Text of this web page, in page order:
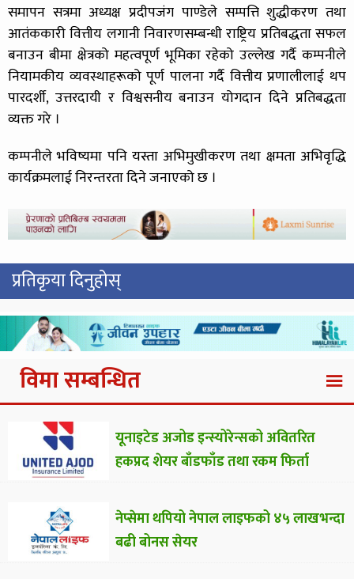
समापन सत्रमा अध्यक्ष प्रदीपजंग पाण्डेले सम्पत्ति शुद्धीकरण तथा
आतंककारी वित्तीय लगानी निवारणसम्बन्धी राष्ट्रिय प्रतिबद्धता सफल
बनाउन बीमा क्षेत्रको महत्वपूर्ण भूमिका रहेको उल्लेख गर्दै कम्पनीले
नियामकीय व्यवस्थाहरूको पूर्ण पालना गर्दै वित्तीय प्रणालीलाई थप
पारदर्शी, उत्तरदायी र विश्वसनीय बनाउन योगदान दिने प्रतिबद्धता
व्यक्त गरे ।
कम्पनीले भविष्यमा पनि यस्ता अभिमुखीकरण तथा क्षमता अभिवृद्धि
कार्यक्रमलाई निरन्तरता दिने जनाएको छ ।
प्रतिकृया दिनुहोस्
विमा सम्बन्धित
यूनाइटेड अजोड इन्स्योरेन्सको अवितरित
हकप्रद शेयर बाँडफाँड तथा रकम फिर्ता
नेप्सेमा थपियो नेपाल लाइफको ४५ लाखभन्दा
बढी बोनस सेयर